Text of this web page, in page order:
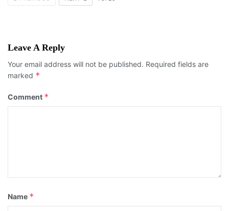
Leave A Reply
Your email address will not be published. Required fields are
marked *
Comment *
Name *